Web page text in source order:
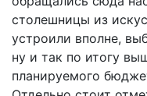
столешницы из
устроили вполне,
ну и так по итогу
планируемого